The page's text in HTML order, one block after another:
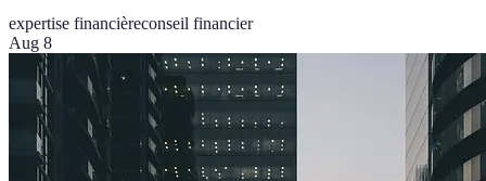
expertise financièreconseil financier
Aug 8